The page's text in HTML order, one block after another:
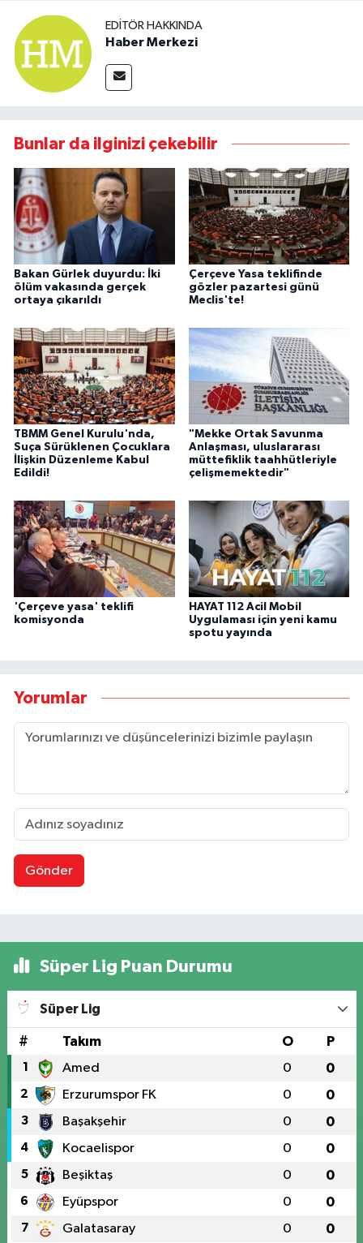
EDITÖR HAKKINDA
Haber Merkezi
Bunlar da ilginizi çekebilir
Bakan Gürlek duyurdu: İki
ölüm vakasında gerçek
ortaya çıkarıldı
Çerçeve Yasa teklifinde
gözler pazartesi günü
Meclis'te!
TBMM Genel Kurulu'nda,
Suça Sürüklenen Çocuklara
İlişkin Düzenleme Kabul
Edildi!
"Mekke Ortak Savunma
Anlaşması, uluslararası
müttefiklik taahhütleriyle
çelişmemektedir"
'Çerçeve yasa' teklifi
komisyonda
HAYAT 112 Acil Mobil
Uygulaması için yeni kamu
spotu yayında
Yorumlar
Gönder
Süper Lig Puan Durumu
Süper Lig
# Takım O P
1 Amed 0 0
2 Erzurumspor FK 0 0
3 Başakşehir 0 0
4 Kocaelispor 0 0
5 Beşiktaş 0 0
6 Eyüpspor 0 0
7 Galatasaray 0 0